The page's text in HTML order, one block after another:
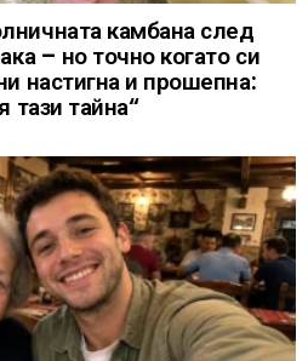
камбана след
– но точно когато си
настигна и прошепна:
тази тайна“